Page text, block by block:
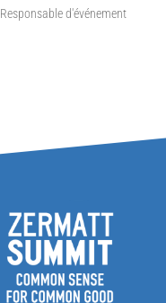
Responsable d'événement